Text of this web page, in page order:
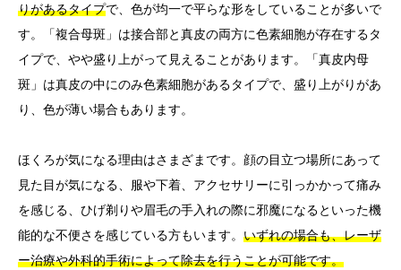
りがあるタイプで、色が均一で平らな形をしていることが多いで
す。「複合母斑」は接合部と真皮の両方に色素細胞が存在するタ
イプで、やや盛り上がって見えることがあります。「真皮内母
斑」は真皮の中にのみ色素細胞があるタイプで、盛り上がりがあ
り、色が薄い場合もあります。
ほくろが気になる理由はさまざまです。顔の目立つ場所にあって
見た目が気になる、服や下着、アクセサリーに引っかかって痛み
を感じる、ひげ剃りや眉毛の手入れの際に邪魔になるといった機
能的な不便さを感じている方もいます。 いずれの場合も、レーザ
ー治療や外科的手術によって除去を行うことが可能です。